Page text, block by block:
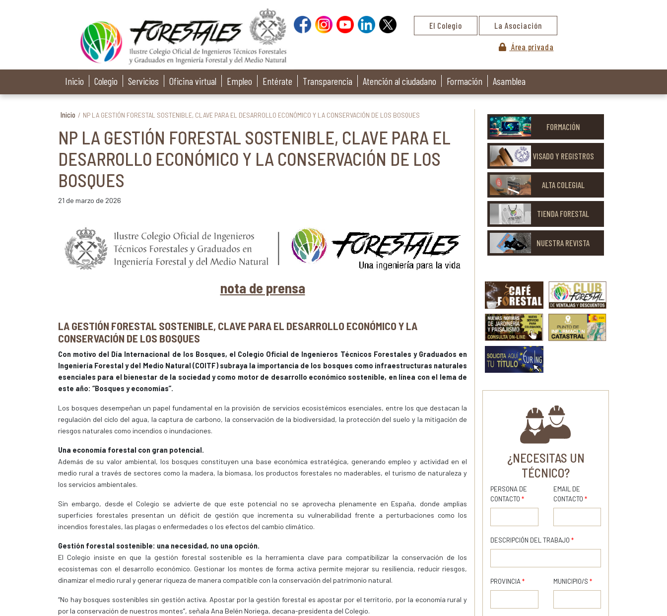
El Colegio La Asociación
Área privada
Inicio Colegio Servicios Oficina virtual Empleo Entérate Transparencia Atención al ciudadano Formación Asamblea
Inicio / NP LA GESTIÓN FORESTAL SOSTENIBLE, CLAVE PARA EL DESARROLLO ECONÓMICO Y LA CONSERVACIÓN DE LOS BOSQUES
NP LA GESTIÓN FORESTAL SOSTENIBLE, CLAVE PARA EL
DESARROLLO ECONÓMICO Y LA CONSERVACIÓN DE LOS
BOSQUES
21 de marzo de 2026
nota de prensa
LA GESTIÓN FORESTAL SOSTENIBLE, CLAVE PARA EL DESARROLLO ECONÓMICO Y LA
CONSERVACIÓN DE LOS BOSQUES
Con motivo del Día Internacional de los Bosques, el Colegio Oficial de Ingenieros Técnicos Forestales y Graduados en
Ingeniería Forestal y del Medio Natural (COITF) subraya la importancia de los bosques como infraestructuras naturales
esenciales para el bienestar de la sociedad y como motor de desarrollo económico sostenible, en línea con el lema de
este año: “Bosques y economías”.
Los bosques desempeñan un papel fundamental en la provisión de servicios ecosistémicos esenciales, entre los que destacan la
regulación del ciclo del agua, la captura de carbono, la conservación de la biodiversidad, la protección del suelo y la mitigación de
riesgos naturales como incendios o inundaciones.
Una economía forestal con gran potencial.
Además de su valor ambiental, los bosques constituyen una base económica estratégica, generando empleo y actividad en el
medio rural a través de sectores como la madera, la biomasa, los productos forestales no maderables, el turismo de naturaleza y
los servicios ambientales.
Sin embargo, desde el Colegio se advierte de que este potencial no se aprovecha plenamente en España, donde amplias
superficies forestales presentan un déficit de gestión que incrementa su vulnerabilidad frente a perturbaciones como los
incendios forestales, las plagas o enfermedades o los efectos del cambio climático.
Gestión forestal sostenible: una necesidad, no una opción.
El Colegio insiste en que la gestión forestal sostenible es la herramienta clave para compatibilizar la conservación de los
ecosistemas con el desarrollo económico. Gestionar los montes de forma activa permite mejorar su resiliencia, reducir riesgos,
dinamizar el medio rural y generar riqueza de manera compatible con la conservación del patrimonio natural.
“No hay bosques sostenibles sin gestión activa. Apostar por la gestión forestal es apostar por el territorio, por la economía rural y
por la conservación de nuestros montes”, señala Ana Belén Noriega, decana-presidenta del Colegio.
FORMACIÓN
VISADO Y REGISTROS
ALTA COLEGIAL
TIENDA FORESTAL
NUESTRA REVISTA
¿NECESITAS UN
TÉCNICO?
PERSONA DE
CONTACTO *
EMAIL DE
CONTACTO *
DESCRIPCIÓN DEL TRABAJO *
PROVINCIA * MUNICIPIO/S *